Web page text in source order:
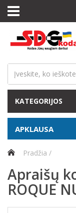
KATEGORIJOS
APKLAUSA
Pradžia
Apraišų
ROQUE